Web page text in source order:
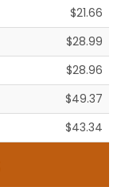
$21.66
$28.99
$28.96
$49.37
$43.34